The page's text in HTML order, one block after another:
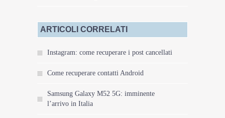
ARTICOLI CORRELATI
Instagram: come recuperare i post cancellati
Come recuperare contatti Android
Samsung Galaxy M52 5G: imminente
l’arrivo in Italia